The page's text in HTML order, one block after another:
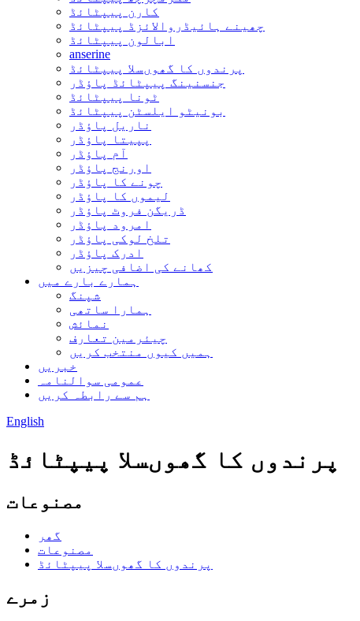
کارن پیپٹائڈ
چھینے ہائیڈروالائزڈ پیپٹائڈ
ابالون پیپٹائڈ
anserine
پرندوں کا گھوںسلا پیپٹائڈ
جنسنینگ پیپٹائڈ پاؤڈر
ٹونا پیپٹائڈ
بونیٹو ایلسٹن پیپٹائڈ
ناریل پاؤڈر
پپیتا پاؤڈر
آم پاؤڈر
اورنج پاؤڈر
چونے کا پاؤڈر
لیموں کا پاؤڈر
ڈریگن فروٹ پاؤڈر
امرود پاؤڈر
تلخ لوکی پاؤڈر
ادرک پاؤڈر
کھانے کی اضافی چیزیں
ہمارے بارے میں
شپنگ
ہمارا ساتھی
نمائش
چیئرمین تعارف
ہمیں کیوں منتخب کریں
خبریں
عمومی سوالنامہ
ہم سے رابطہ کریں
English
پرندوں کا گھوںسلا پیپٹائڈ
مصنوعات
گھر
مصنوعات
پرندوں کا گھوںسلا پیپٹائڈ
زمرے